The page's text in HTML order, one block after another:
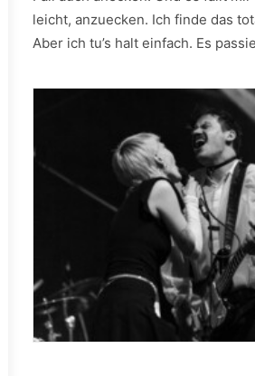
leicht, anzuecken. Ich finde das
Aber ich tu’s halt einfach. Es